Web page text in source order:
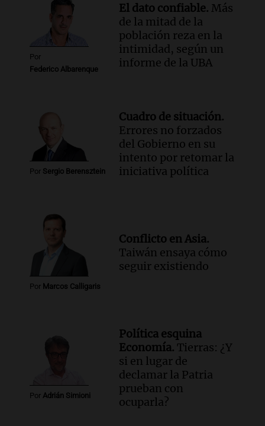
Por
Federico Albarenque
El dato confiable. Más
de la mitad de la
población reza en la
intimidad, según un
informe de la UBA
Por Sergio Berensztein
Cuadro de situación.
Errores no forzados
del Gobierno en su
intento por retomar la
iniciativa política
Por Marcos Calligaris
Conflicto en Asia.
Taiwán ensaya cómo
seguir existiendo
Por Adrián Simioni
Política esquina
Economía. Tierras: ¿Y
si en lugar de
declamar la Patria
prueban con
ocuparla?